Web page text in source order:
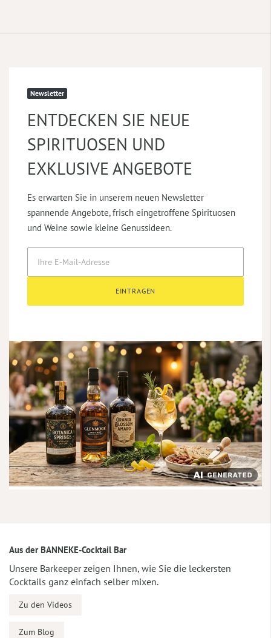
Newsletter
ENTDECKEN SIE NEUE
SPIRITUOSEN UND
EXKLUSIVE ANGEBOTE
Es erwarten Sie in unserem neuen Newsletter
spannende Angebote, frisch eingetroffene Spirituosen
und Weine sowie kleine Genussideen.
EINTRAGEN
Aus der BANNEKE-Cocktail Bar
Unsere Barkeeper zeigen Ihnen, wie Sie die leckersten
Cocktails ganz einfach selber mixen.
Zu den Videos
Zum Blog